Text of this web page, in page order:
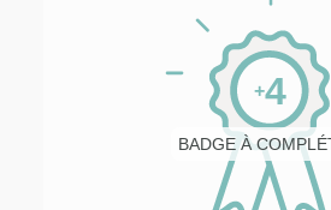
BADGE À
+4